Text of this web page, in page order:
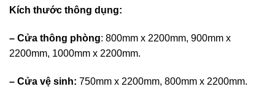
Kích thước thông dụng:
– Cửa thông phòng: 800mm x 2200mm, 900mm x
2200mm, 1000mm x 2200mm.
– Cửa vệ sinh: 750mm x 2200mm, 800mm x 2200mm.